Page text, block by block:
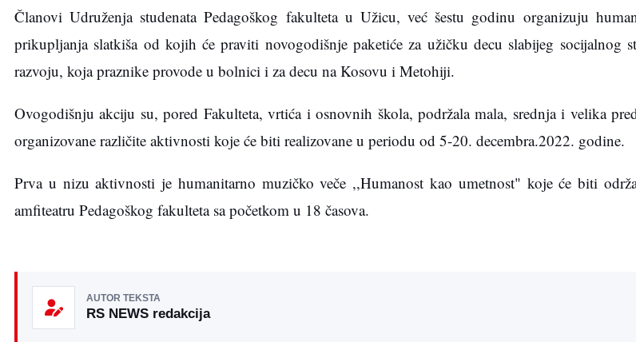
Članovi Udruženja studenata Pedagoškog fakulteta u Užicu, već šestu godinu organizuju
prikupljanja slatkiša od kojih će praviti novogodišnje paketiće za užičku decu slabijeg socijalnog
razvoju, koja praznike provode u bolnici i za decu na Kosovu i Metohiji.
Ovogodišnju akciju su, pored Fakulteta, vrtića i osnovnih škola, podržala mala, srednja i velika
organizovane različite aktivnosti koje će biti realizovane u periodu od 5-20. decembra.2022. godine.
Prva u nizu aktivnosti je humanitarno muzičko veče ,,Humanost kao umetnost" koje će biti
amfiteatru Pedagoškog fakulteta sa početkom u 18 časova.
AUTOR TEKSTA
RS NEWS redakcija